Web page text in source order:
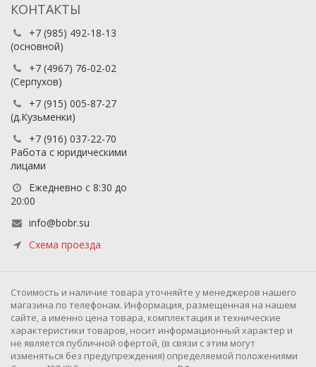
КОНТАКТЫ
+7 (985) 492-18-13
(основной)
+7 (4967) 76-02-02
(Серпухов)
+7 (915) 005-87-27
(д.Кузьменки)
+7 (916) 037-22-70
Работа с юридическими
лицами
Ежедневно с 8:30 до
20:00
info@bobr.su
Схема проезда
Cтоимость и наличие товара уточняйте у менеджеров нашего
магазина по телефонам. Информация, размещенная на нашем
сайте, а именно цена товара, комплектация и технические
характеристики товаров, носит информационный характер и
не является публичной офертой, (в связи с этим могут
изменяться без предупреждения) определяемой положениями